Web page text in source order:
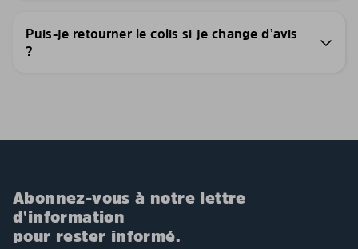
Puis-je retourner le colis si je change d’avis
?
Abonnez-vous à notre lettre
d'information
pour rester informé.